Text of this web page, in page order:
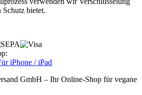
bietet.
iPhone / iPad
GmbH – Ihr Online‐Shop für vegane